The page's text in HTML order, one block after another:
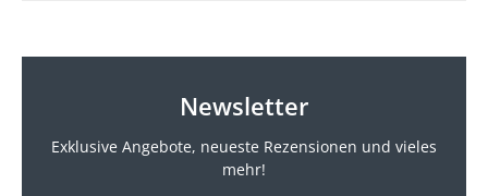
Newsletter
Exklusive Angebote, neueste Rezensionen und vieles
mehr!